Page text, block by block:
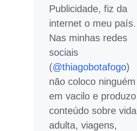
Publicidade, fiz da
internet o meu país.
Nas minhas redes
sociais
(@thiagobotafogo)
não coloco ninguém
em vacilo e produzo
conteúdo sobre vida
adulta, viagens,